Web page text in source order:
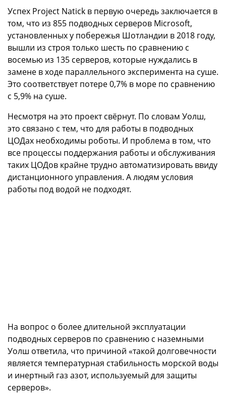
Успех Project Natick в первую очередь заключается в
том, что из 855 подводных серверов Microsoft,
установленных у побережья Шотландии в 2018 году,
вышли из строя только шесть по сравнению с
восемью из 135 серверов, которые нуждались в
замене в ходе параллельного эксперимента на суше.
Это соответствует потере 0,7% в море по сравнению
с 5,9% на суше.
Несмотря на это проект свёрнут. По словам Уолш,
это связано с тем, что для работы в подводных
ЦОДах необходимы роботы. И проблема в том, что
все процессы поддержания работы и обслуживания
таких ЦОДов крайне трудно автоматизировать ввиду
дистанционного управления. А людям условия
работы под водой не подходят.
На вопрос о более длительной эксплуатации
подводных серверов по сравнению с наземными
Уолш ответила, что причиной «такой долговечности
является температурная стабильность морской воды
и инертный газ азот, используемый для защиты
серверов».